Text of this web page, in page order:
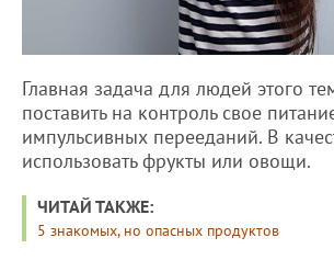
Главная задача для людей этого
поставить на контроль свое
импульсивных перееданий. В
использовать фрукты или овощи.
ЧИТАЙ ТАКЖЕ:
5 знакомых, но опасных продуктов